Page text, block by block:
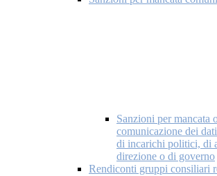
Sanzioni per mancata
comunicazione dei
di incarichi politici, di
direzione o di governo
Rendiconti gruppi consiliari